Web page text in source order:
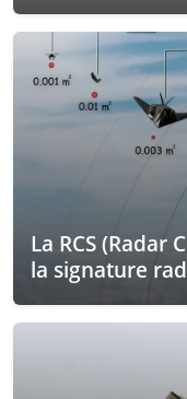
La RCS (Radar
la signature